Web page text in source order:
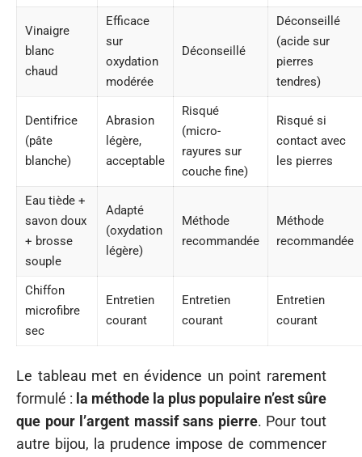
Vinaigre
blanc
chaud
Efficace
sur
oxydation
modérée
Déconseillé
Déconseillé
(acide sur
pierres
tendres)
Dentifrice
(pâte
blanche)
Abrasion
légère,
acceptable
Risqué
(micro-
rayures sur
couche fine)
Risqué si
contact avec
les pierres
Eau tiède +
savon doux
+ brosse
souple
Adapté
(oxydation
légère)
Méthode
recommandée
Méthode
recommandée
Chiffon
microfibre
sec
Entretien
courant
Entretien
courant
Entretien
courant
Le tableau met en évidence un point rarement
formulé : la méthode la plus populaire n’est sûre
que pour l’argent massif sans pierre. Pour tout
autre bijou, la prudence impose de commencer